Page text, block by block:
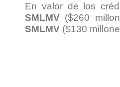
En valor de los
SMLMV ($260
SMLMV ($130